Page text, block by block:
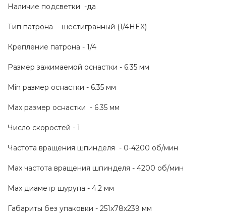
Наличие подсветки  -да
Тип патрона  - шестигранный (1/4HEX)
Крепление патрона - 1/4
Размер зажимаемой оснастки - 6.35 мм
Min размер оснастки - 6.35 мм
Мах размер оснастки  - 6.35 мм
Число скоростей - 1
Частота вращения шпинделя  - 0-4200 об/мин
Max частота вращения шпинделя - 4200 об/мин
Max диаметр шурупа - 4.2 мм
Габариты без упаковки - 251х78х239 мм